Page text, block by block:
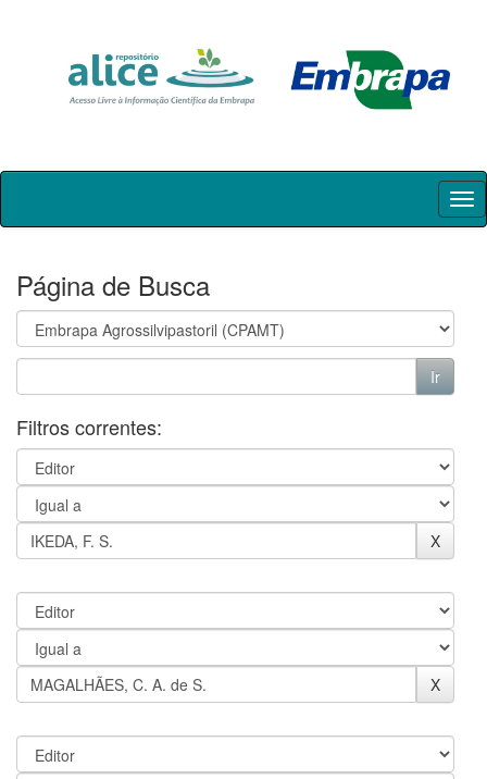
Skip
Página de Busca
Filtros correntes: